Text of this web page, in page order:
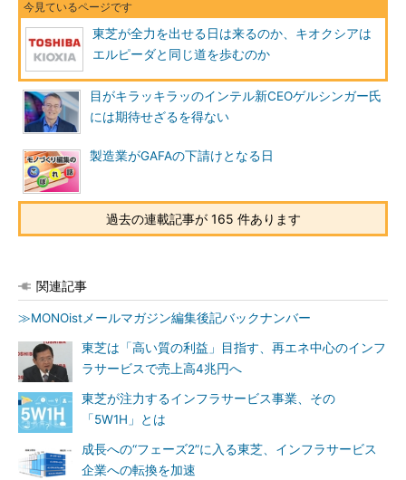
東芝が全力を出せる日は来るのか、キオクシアは
エルピーダと同じ道を歩むのか
目がキラッキラッのインテル新CEOゲルシンガー氏
には期待せざるを得ない
製造業がGAFAの下請けとなる日
過去の連載記事が 165 件あります
関連記事
≫MONOistメールマガジン編集後記バックナンバー
東芝は「高い質の利益」目指す、再エネ中心のインフ
ラサービスで売上高4兆円へ
東芝が注力するインフラサービス事業、その
「5W1H」とは
成長への“フェーズ2”に入る東芝、インフラサービス
企業への転換を加速